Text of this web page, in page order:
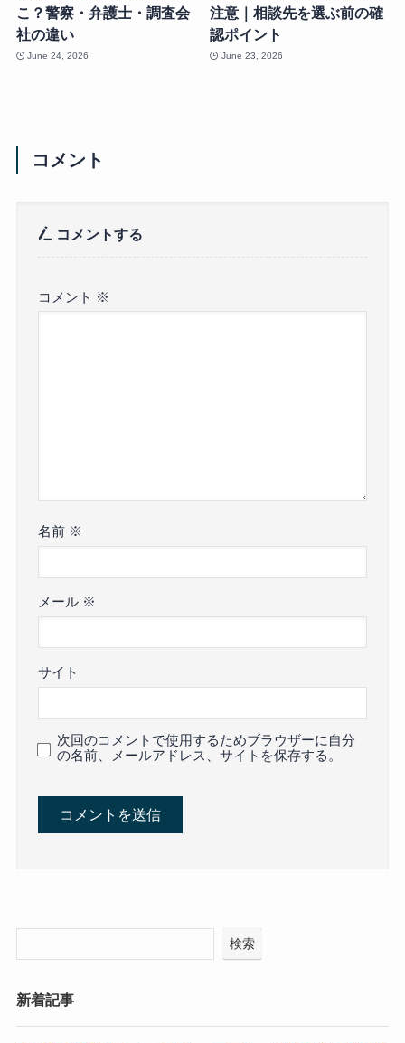
こ？警察・弁護士・調査会
社の違い
June 24, 2026
注意｜相談先を選ぶ前の確
認ポイント
June 23, 2026
コメント
コメントする
コメント ※
名前 ※
メール ※
サイト
次回のコメントで使用するためブラウザーに自分
の名前、メールアドレス、サイトを保存する。
検索
新着記事